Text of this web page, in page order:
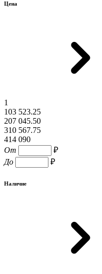
Цена
1
103 523.25
207 045.50
310 567.75
414 090
От
₽
До
₽
Наличие